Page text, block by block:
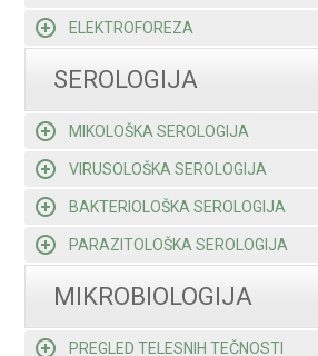
ELEKTROFOREZA
SEROLOGIJA
MIKOLOŠKA SEROLOGIJA
VIRUSOLOŠKA SEROLOGIJA
BAKTERIOLOŠKA SEROLOGIJA
PARAZITOLOŠKA SEROLOGIJA
MIKROBIOLOGIJA
PREGLED TELESNIH TEČNOSTI